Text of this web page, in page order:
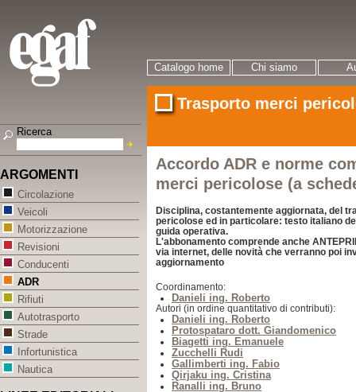
Catalogo home Chi siamo
Trasporto merci
Accordo ADR e norme
merci pericolose (a
Disciplina, costantemente aggiornata, del
pericolose ed in particolare: testo italiano
guida operativa.
L'abbonamento comprende anche
via internet, delle novità che verranno poi
aggiornamento
Coordinamento:
Danieli ing. Roberto
Autori (in ordine quantitativo di contributi):
Danieli ing. Roberto
Protospataro dott. Giandomenico
Biagetti ing. Emanuele
Zucchelli Rudi
Gallimberti ing. Fabio
Qirjaku ing. Cristina
Ranalli ing. Bruno
Ricerca
ARGOMENTI
Circolazione
Veicoli
Motorizzazione
Revisioni
Conducenti
ADR
Rifiuti
Autotrasporto
Strade
Infortunistica
Nautica